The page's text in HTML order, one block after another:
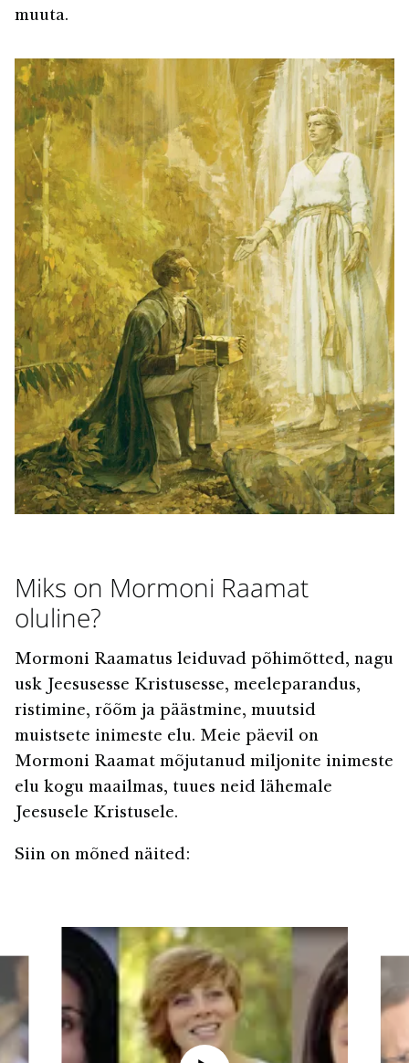
muuta.
Miks on Mormoni Raamat
oluline?
Mormoni Raamatus leiduvad põhimõtted, nagu
usk Jeesusesse Kristusesse, meeleparandus,
ristimine, rõõm ja päästmine, muutsid
muistsete inimeste elu. Meie päevil on
Mormoni Raamat mõjutanud miljonite inimeste
elu kogu maailmas, tuues neid lähemale
Jeesusele Kristusele.
Siin on mõned näited: